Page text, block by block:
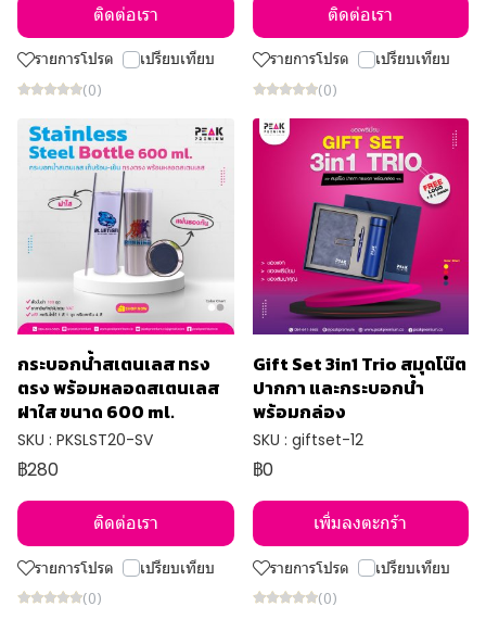
ติดต่อเรา
รายการโปรด เปรียบเทียบ
(0)
ติดต่อเรา
รายการโปรด เปรียบเทียบ
(0)
กระบอกน้ำสเตนเลส ทรง
ตรง พร้อมหลอดสเตนเลส
ฝาใส ขนาด 600 ml.
SKU : PKSLST20-SV
฿280
ติดต่อเรา
รายการโปรด เปรียบเทียบ
(0)
Gift Set 3in1 Trio สมุดโน๊ต
ปากกา และกระบอกน้ำ
พร้อมกล่อง
SKU : giftset-12
฿0
เพิ่มลงตะกร้า
รายการโปรด เปรียบเทียบ
(0)